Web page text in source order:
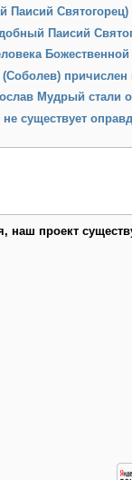
Паисий Святогорец )
Паисий
причислен
Мудрый стали
существует
наш проект